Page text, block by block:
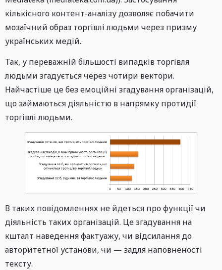
кількісного контент-аналізу дозволяє побачити
мозаїчний образ торгівлі людьми через призму
українських медій.
Так, у переважній більшості випадків торгівля
людьми згадується через чотири вектори.
Найчастіше це без емоційні згадування організацій,
що займаються діяльністю в напрямку протидії
торгівлі людьми.
В таких повідомленнях не йдеться про функції чи
діяльність таких організацій. Це згадування на
кшталт наведення фактуажу, чи відсилання до
авторитетної установи, чи — задля наповненості
тексту.